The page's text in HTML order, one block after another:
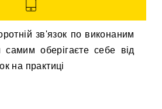
зв'язок по виконаним
оберігаєте себе від
на практиці